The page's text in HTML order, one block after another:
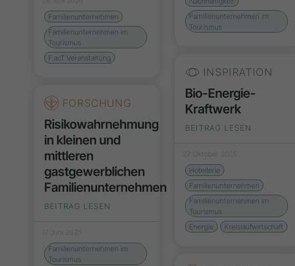
Familienunternehmen
Familienunternehmen im
Tourismus
F.acT Veranstaltung
Familienunternehmen im
Tourismus
INSPIRATION
Bio-Energie-
Kraftwerk
BEITRAG LESEN
27. Oktober 2025
Hotellerie
Familienunternehmen
Familienunternehmen im
Tourismus
Energie
Kreislaufwirtschaft
FORSCHUNG
Risikowahrnehmung
in kleinen und
mittleren
gastgewerblichen
Familienunternehmen
BEITRAG LESEN
17. Juni 2025
Familienunternehmen im
Tourismus